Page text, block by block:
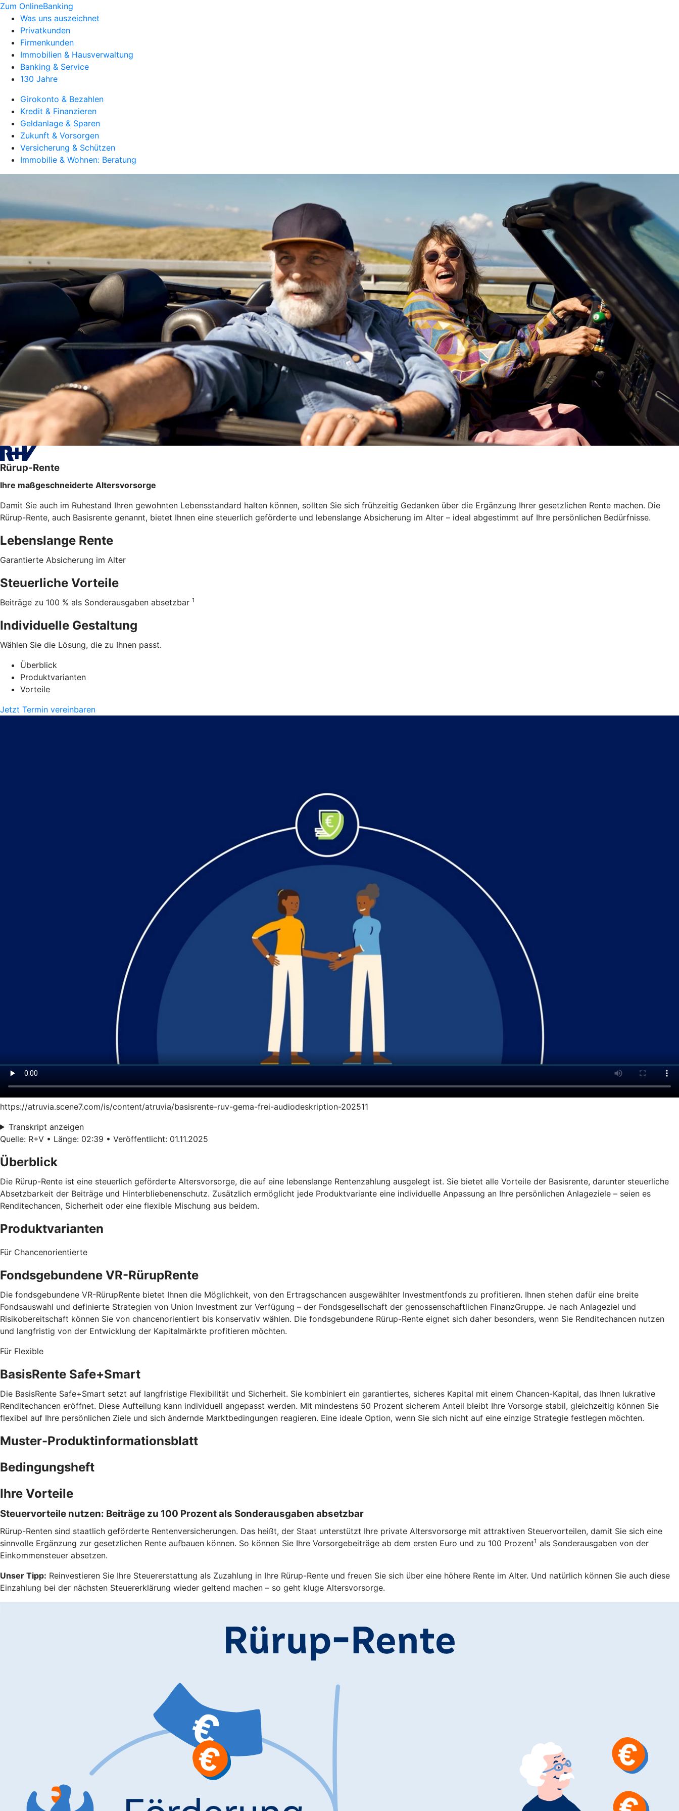
Zum OnlineBanking
Was uns auszeichnet
Privatkunden
Firmenkunden
Immobilien & Hausverwaltung
Banking & Service
130 Jahre
Girokonto & Bezahlen
Kredit & Finanzieren
Geldanlage & Sparen
Zukunft & Vorsorgen
Versicherung & Schützen
Immobilie & Wohnen: Beratung
Rürup-Rente
Ihre maßgeschneiderte Altersvorsorge
Damit Sie auch im Ruhestand Ihren gewohnten Lebensstandard halten können, sollten Sie sich frühzeitig Gedanken über die Ergänzung Ihrer gesetzlichen Rente machen. Die
Rürup-Rente, auch Basisrente genannt, bietet Ihnen eine steuerlich geförderte und lebenslange Absicherung im Alter – ideal abgestimmt auf Ihre persönlichen Bedürfnisse.
Lebenslange Rente
Garantierte Absicherung im Alter
Steuerliche Vorteile
Beiträge zu 100 % als Sonderausgaben absetzbar 1
Individuelle Gestaltung
Wählen Sie die Lösung, die zu Ihnen passt.
Überblick
Produktvarianten
Vorteile
Jetzt Termin vereinbaren
https://atruvia.scene7.com/is/content/atruvia/basisrente-ruv-gema-frei-audiodeskription-202511
Transkript anzeigen
Quelle: R+V • Länge: 02:39 • Veröffentlicht: 01.11.2025
Überblick
Die Rürup-Rente ist eine steuerlich geförderte Altersvorsorge, die auf eine lebenslange Rentenzahlung ausgelegt ist. Sie bietet alle Vorteile der Basisrente, darunter steuerliche
Absetzbarkeit der Beiträge und Hinterbliebenenschutz. Zusätzlich ermöglicht jede Produktvariante eine individuelle Anpassung an Ihre persönlichen Anlageziele – seien es
Renditechancen, Sicherheit oder eine flexible Mischung aus beidem.
Produktvarianten
Für Chancenorientierte
Fondsgebundene VR-RürupRente
Die fondsgebundene VR-RürupRente bietet Ihnen die Möglichkeit, von den Ertragschancen ausgewählter Investmentfonds zu profitieren. Ihnen stehen dafür eine breite
Fondsauswahl und definierte Strategien von Union Investment zur Verfügung – der Fondsgesellschaft der genossenschaftlichen FinanzGruppe. Je nach Anlageziel und
Risikobereitschaft können Sie von chancenorientiert bis konservativ wählen. Die fondsgebundene Rürup-Rente eignet sich daher besonders, wenn Sie Renditechancen nutzen
und langfristig von der Entwicklung der Kapitalmärkte profitieren möchten.
Für Flexible
BasisRente Safe+Smart
Die BasisRente Safe+Smart setzt auf langfristige Flexibilität und Sicherheit. Sie kombiniert ein garantiertes, sicheres Kapital mit einem Chancen-Kapital, das Ihnen lukrative
Renditechancen eröffnet. Diese Aufteilung kann individuell angepasst werden. Mit mindestens 50 Prozent sicherem Anteil bleibt Ihre Vorsorge stabil, gleichzeitig können Sie
flexibel auf Ihre persönlichen Ziele und sich ändernde Marktbedingungen reagieren. Eine ideale Option, wenn Sie sich nicht auf eine einzige Strategie festlegen möchten.
Muster-Produktinformationsblatt
Bedingungsheft
Ihre Vorteile
Steuervorteile nutzen: Beiträge zu 100 Prozent als Sonderausgaben absetzbar
Rürup-Renten sind staatlich geförderte Rentenversicherungen. Das heißt, der Staat unterstützt Ihre private Altersvorsorge mit attraktiven Steuervorteilen, damit Sie sich eine
sinnvolle Ergänzung zur gesetzlichen Rente aufbauen können. So können Sie Ihre Vorsorgebeiträge ab dem ersten Euro und zu 100 Prozent1 als Sonderausgaben von der
Einkommensteuer absetzen.
Unser Tipp: Reinvestieren Sie Ihre Steuererstattung als Zuzahlung in Ihre Rürup-Rente und freuen Sie sich über eine höhere Rente im Alter. Und natürlich können Sie auch diese
Einzahlung bei der nächsten Steuererklärung wieder geltend machen – so geht kluge Altersvorsorge.